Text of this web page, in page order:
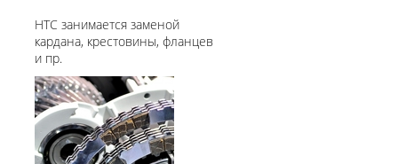
НТС занимается заменой
кардана, крестовины, фланцев
и пр.